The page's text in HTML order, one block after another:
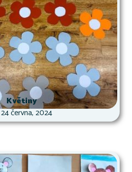
Květiny
24 června, 2024